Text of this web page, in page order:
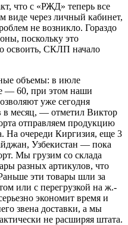
что с «РЖД» теперь все
виде через личный кабинет,
не возникло. Гораздо
поскольку это
освоить, СКЛП начало
объемы: в июле
— 60, при этом наши
уже сегодня
в месяц, — отметил Виктор
отправляем продукцию
На очереди Киргизия, еще 3
Узбекистан — пока
Мы грузим со склада
разных артикулов, что
эти товары шли за
или с перегрузкой на ж.-
экономит время и
звена доставки, а мы
не расширяя штата.